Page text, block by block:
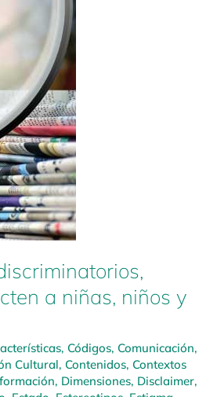
a niñas, niños y
, Códigos, Comunicación,
Cultural, Contenidos, Contextos
, Dimensiones, Disclaimer,